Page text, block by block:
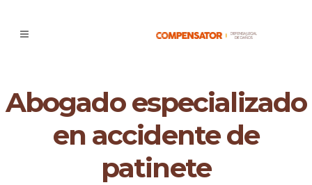
Abogado especializado
en accidente de
patinete